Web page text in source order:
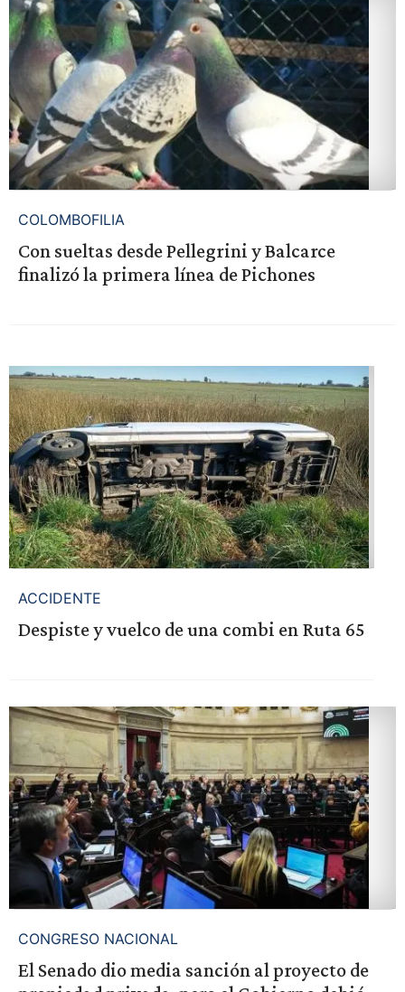
COLOMBOFILIA
Con sueltas desde Pellegrini y Balcarce
finalizó la primera línea de Pichones
ACCIDENTE
Despiste y vuelco de una combi en Ruta 65
CONGRESO NACIONAL
El Senado dio media sanción al proyecto de